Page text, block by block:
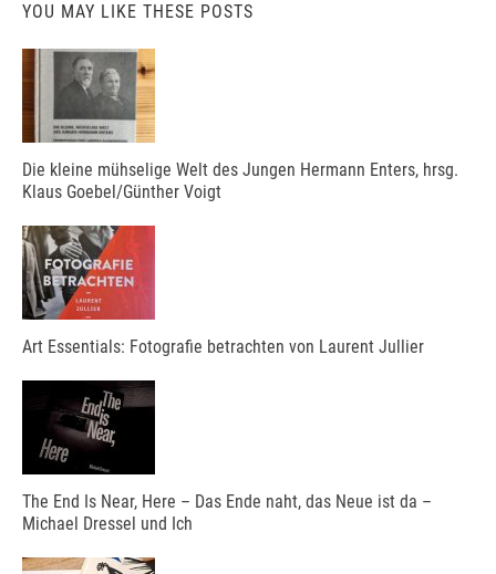
YOU MAY LIKE THESE POSTS
Die kleine mühselige Welt des Jungen Hermann Enters, hrsg.
Klaus Goebel/Günther Voigt
Art Essentials: Fotografie betrachten von Laurent Jullier
The End Is Near, Here – Das Ende naht, das Neue ist da –
Michael Dressel und Ich